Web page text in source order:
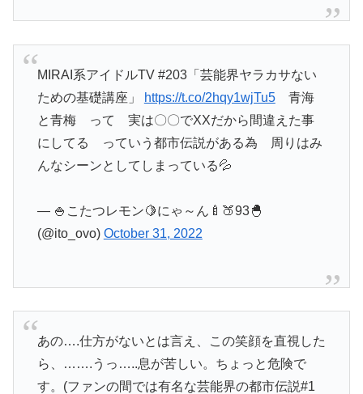
MIRAI系アイドルTV #203「芸能界ヤラカサない
ための基礎講座」
https://t.co/2hqy1wjTu5青海
と青梅 って 実は〇〇でXXだから間違えた事
にしてる っていう都市伝説がある為 周りはみ
んなシーンとしてしまっている💦
— 🍚こたつレモン🍋にゃ～ん🍼🍑93🐣
(@ito_ovo) October 31, 2022
あの….仕方がないとは言え、この笑顔を直視した
ら、…….うっ…..息が苦しい。ちょっと危険で
す。(ファンの間では有名な芸能界の都市伝説#1